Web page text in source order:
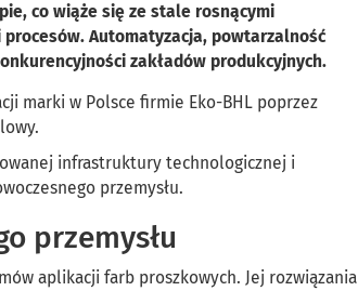
co wiąże się ze stale rosnącymi
Automatyzacja, powtarzalność
zakładów produkcyjnych.
marki w Polsce firmie Eko-BHL poprzez
infrastruktury technologicznej i
przemysłu.
przemysłu
aplikacji farb proszkowych. Jej rozwiązania